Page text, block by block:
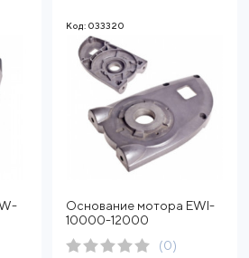
Код: 033320
Основание мотора EWI-
10000-12000
(0)